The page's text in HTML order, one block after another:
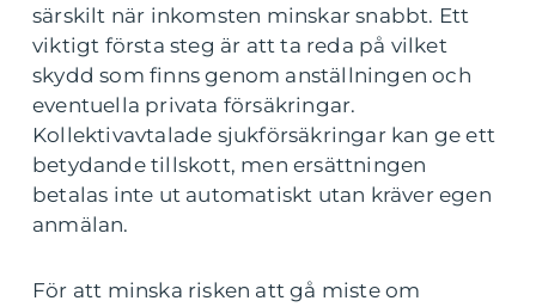
särskilt när inkomsten minskar snabbt. Ett
viktigt första steg är att ta reda på vilket
skydd som finns genom anställningen och
eventuella privata försäkringar.
Kollektivavtalade sjukförsäkringar kan ge ett
betydande tillskott, men ersättningen
betalas inte ut automatiskt utan kräver egen
anmälan.
För att minska risken att gå miste om